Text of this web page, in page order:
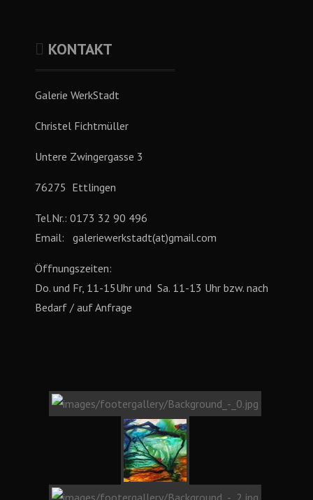
KONTAKT
Galerie WerkStadt
Christel Fichtmüller
Untere Zwingergasse 3
76275 Ettlingen
Tel.Nr.: 0173 32 90 496
Email: galeriewerkstadt(at)gmail.com
Öffnungszeiten:
Do. und Fr, 11-15Uhr und Sa. 11-13 Uhr bzw. nach
Bedarf / auf Anfrage